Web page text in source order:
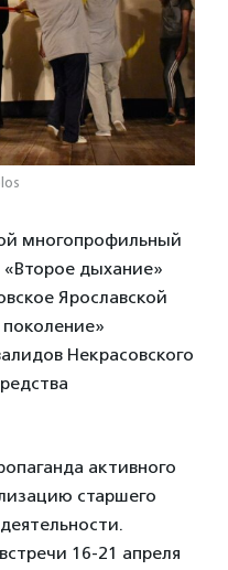
многопрофильный
дыхание»
Ярославской
Некрасовского
активного
старшего
16-21 апреля